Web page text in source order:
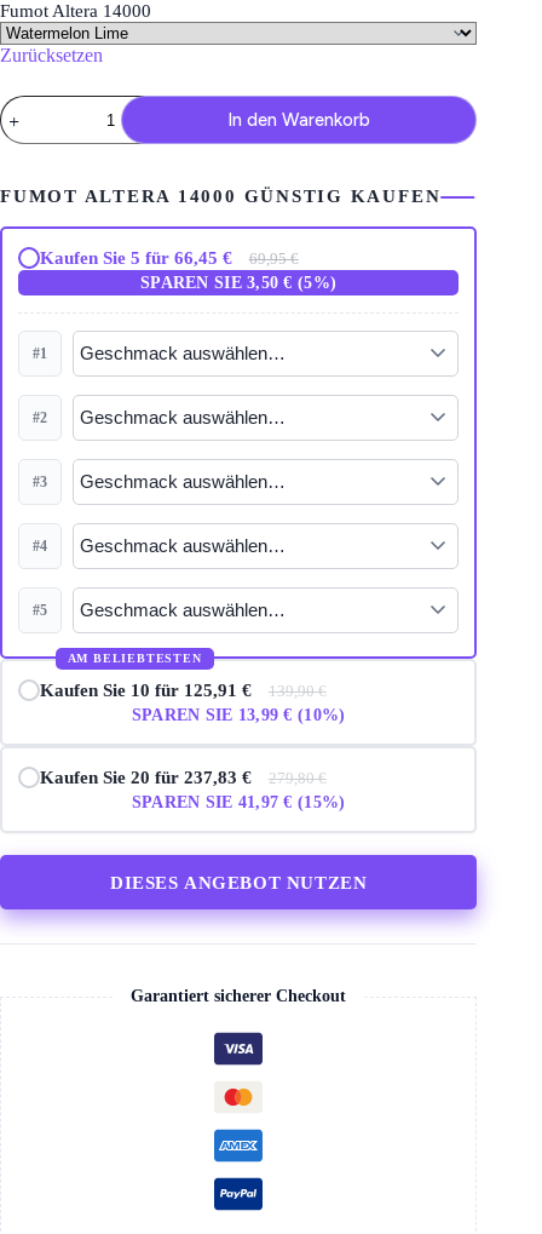
Fumot Altera 14000
Zurücksetzen
Fumot
Altera
14000
Einweg
Vape
mit
DTL
MTL
Digital
Display
Menge
In den Warenkorb
FUMOT ALTERA 14000 GÜNSTIG KAUFEN
Kaufen Sie 5 für 66,45 €
69,95 €
SPAREN SIE 3,50 € (5%)
#1
#2
#3
#4
#5
AM BELIEBTESTEN
Kaufen Sie 10 für 125,91 €
139,90 €
SPAREN SIE 13,99 € (10%)
Kaufen Sie 20 für 237,83 €
279,80 €
SPAREN SIE 41,97 € (15%)
DIESES ANGEBOT NUTZEN
Garantiert sicherer Checkout